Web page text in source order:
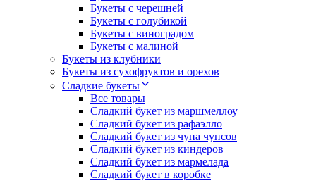
Букеты с черешней
Букеты с голубикой
Букеты с виноградом
Букеты с малиной
Букеты из клубники
Букеты из сухофруктов и орехов
Сладкие букеты
Все товары
Сладкий букет из маршмеллоу
Сладкий букет из рафаэлло
Сладкий букет из чупа чупсов
Сладкий букет из киндеров
Сладкий букет из мармелада
Сладкий букет в коробке